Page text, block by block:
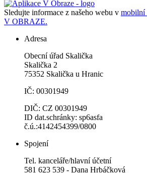
Sledujte informace z našeho webu v mobilní
V OBRAZE.
Adresa
Obecní úřad Skalička
75352 Skalička u Hranic
IČ: 00301949
DIČ: CZ 00301949
ID dat.schránky: sp6asfa
Spojení
Tel. kanceláře/hlavní účetní
581 623 539 - Dana Hrbáčková